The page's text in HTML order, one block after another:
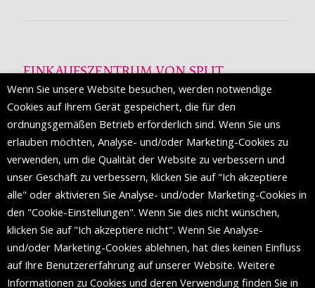
EINKAUFSZENTRUM VON SPLIT
Die Mall of Split
ist ein prestigeträchtiges Einkaufsziel mit
etwa 200 Einzelhandelsmarken und einer Reihe von
Weltmodemarken, die zum ersten Mal in Split erscheinen.
FOLGEN SIE UNS
Wenn Sie unsere Website besuchen, werden notwendige
Cookies auf Ihrem Gerät gespeichert, die für den
ordnungsgemäßen Betrieb erforderlich sind. Wenn Sie uns
erlauben möchten, Analyse- und/oder Marketing-Cookies zu
verwenden, um die Qualität der Website zu verbessern und
unser Geschäft zu verbessern, klicken Sie auf "Ich akzeptiere
alle" oder aktivieren Sie Analyse- und/oder Marketing-Cookies in
den "Cookie-Einstellungen". Wenn Sie dies nicht wünschen,
klicken Sie auf "Ich akzeptiere nicht". Wenn Sie Analyse-
und/oder Marketing-Cookies ablehnen, hat dies keinen Einfluss
auf Ihre Benutzererfahrung auf unserer Website. Weitere
Informationen zu Cookies und deren Verwendung finden Sie in